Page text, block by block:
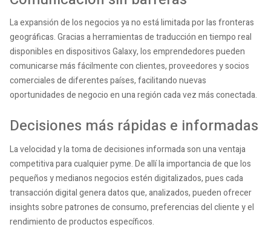
La expansión de los negocios ya no está limitada por las fronteras
geográficas. Gracias a herramientas de traducción en tiempo real
disponibles en dispositivos Galaxy, los emprendedores pueden
comunicarse más fácilmente con clientes, proveedores y socios
comerciales de diferentes países, facilitando nuevas
oportunidades de negocio en una región cada vez más conectada.
Decisiones más rápidas e informadas
La velocidad y la toma de decisiones informada son una ventaja
competitiva para cualquier pyme. De allí la importancia de que los
pequeños y medianos negocios estén digitalizados, pues cada
transacción digital genera datos que, analizados, pueden ofrecer
insights sobre patrones de consumo, preferencias del cliente y el
rendimiento de productos específicos.